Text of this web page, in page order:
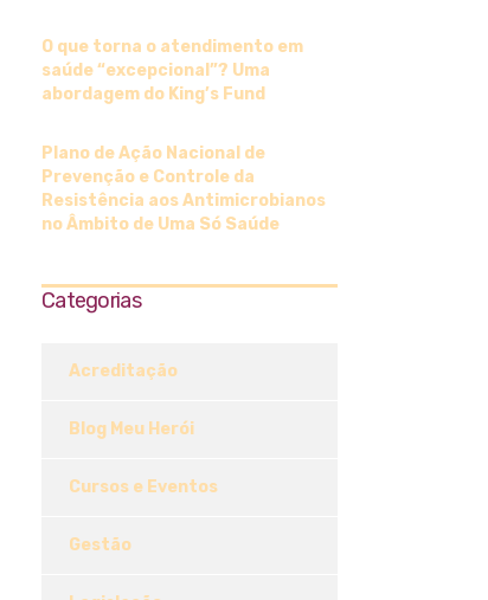
O que torna o atendimento em
saúde “excepcional”? Uma
abordagem do King’s Fund
Plano de Ação Nacional de
Prevenção e Controle da
Resistência aos Antimicrobianos
no Âmbito de Uma Só Saúde
Categorias
Acreditação
Blog Meu Herói
Cursos e Eventos
Gestão